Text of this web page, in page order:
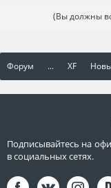
(Вы должны
Форум ... XF
Подписывайтесь на
в социальных сетях.